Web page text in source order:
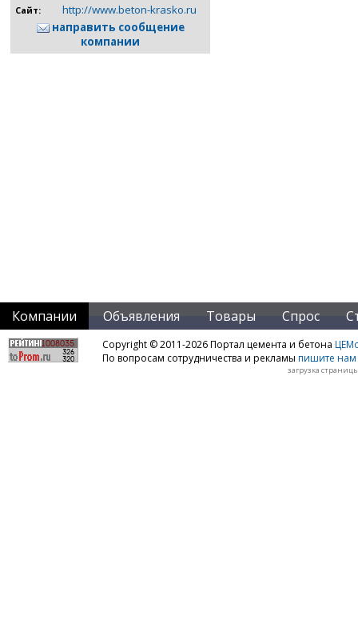
Сайт:
http://www.beton-krasko.ru
направить сообщение
компании
Компании Объявления Товары Спрос
Copyright © 2011-2026 Портал цемента и бетона
По вопросам сотрудничества и рекламы пишите нам
загрузка